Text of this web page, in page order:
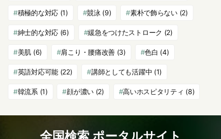
積極的な対応(1) 競泳 (9) 素朴で飾らない(2)
紳士的な対応(6) 緩急をつけたストローク (2)
美肌 (6) 肩こり・腰痛改善 (3) 色白 (4)
英語対応可能(22) 講師としても活躍中 (1)
韓流系 (1) 顔が濃い(2) 高いホスピタリティ (8)
全国検索 ポータルサイト